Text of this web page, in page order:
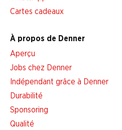
Cartes cadeaux
À propos de Denner
Aperçu
Jobs chez Denner
Indépendant grâce à Denner
Durabilité
Sponsoring
Qualité